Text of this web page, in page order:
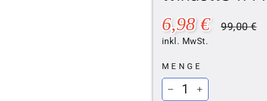
6,98 €
Preis
99,00 €
inkl. MwSt.
MENGE